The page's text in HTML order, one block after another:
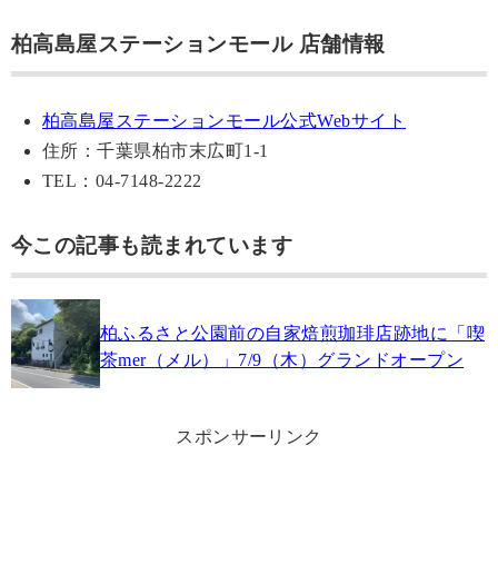
柏高島屋ステーションモール 店舗情報
柏高島屋ステーションモール公式Webサイト
住所：千葉県柏市末広町1-1
TEL：04-7148-2222
今この記事も読まれています
柏ふるさと公園前の自家焙煎珈琲店跡地に「喫
茶mer（メル）」7/9（木）グランドオープン
スポンサーリンク